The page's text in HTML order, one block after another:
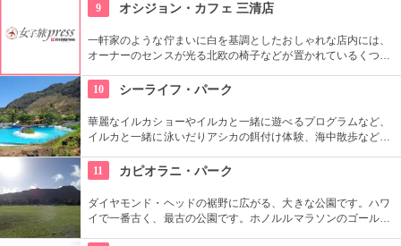
ルーツを観察できたりと、随所でハワイらしさも楽しめます。
9 オシジョン・カフェ 三清店
一軒家のような佇まいに白を基調としたおしゃれな店内には、
オーナーのセンスが光る北欧の椅子などが置かれているくつろ
り、ラテアートを楽しめるコーヒーメニューも充実。旅行の合
間にほっと一息つける場所です。
10 シーライフ・パーク
華麗なイルカショーやイルカと一緒に遊べるプログラムなど、
イルカと一緒に泳いだりアシカの餌付け体験、海中散歩など、
ヌイグルミやTシャツなどオリジナルグッズも人気です。
11 カピオラニ・パーク
ダイヤモンド・ヘッドの裾野に広がる、大きな公園です。ハワ
イで一番古く、最古の公園です。ホノルルマラソンのゴール地